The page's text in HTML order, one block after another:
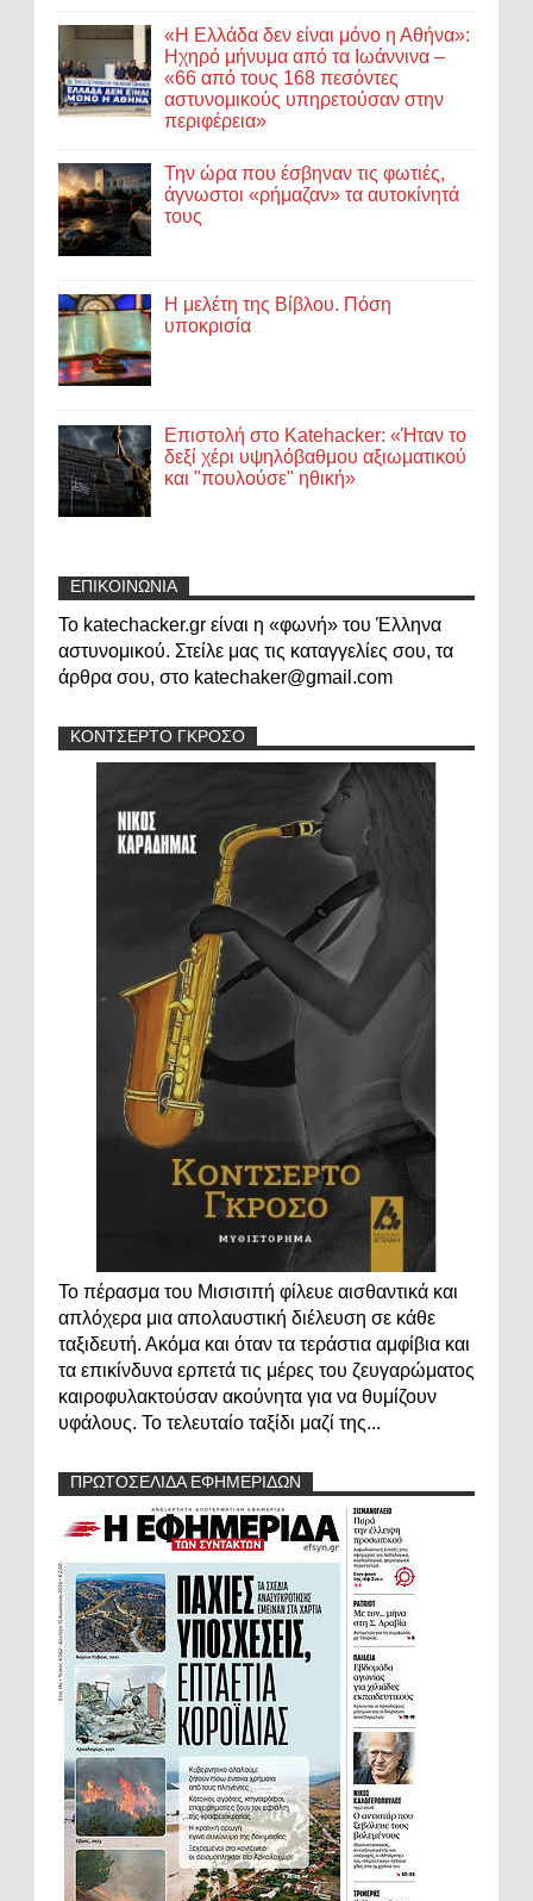
«Η Ελλάδα δεν είναι μόνο η Αθήνα»:
Ηχηρό μήνυμα από τα Ιωάννινα –
«66 από τους 168 πεσόντες
αστυνομικούς υπηρετούσαν στην
περιφέρεια»
Την ώρα που έσβηναν τις φωτιές,
άγνωστοι «ρήμαζαν» τα αυτοκίνητά
τους
Η μελέτη της Βίβλου. Πόση
υποκρισία
Επιστολή στο Katehacker: «Ήταν το
δεξί χέρι υψηλόβαθμου αξιωματικού
και "πουλούσε" ηθική»
ΕΠΙΚΟΙΝΩΝΙΑ
Το katechacker.gr είναι η «φωνή» του Έλληνα
αστυνομικού. Στείλε μας τις καταγγελίες σου, τα
άρθρα σου, στο katechaker@gmail.com
ΚΟΝΤΣΕΡΤΟ ΓΚΡΟΣΟ
Το πέρασμα του Μισισιπή φίλευε αισθαντικά και
απλόχερα μια απολαυστική διέλευση σε κάθε
ταξιδευτή. Ακόμα και όταν τα τεράστια αμφίβια και
τα επικίνδυνα ερπετά τις μέρες του ζευγαρώματος
καιροφυλακτούσαν ακούνητα για να θυμίζουν
υφάλους. Το τελευταίο ταξίδι μαζί της...
ΠΡΩΤΟΣΕΛΙΔΑ ΕΦΗΜΕΡΙΔΩΝ